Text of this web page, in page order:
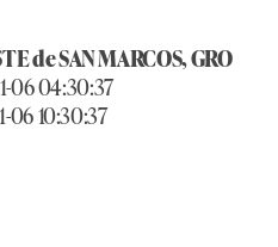
de SAN MARCOS, GRO
06 04:30:37
06 10:30:37